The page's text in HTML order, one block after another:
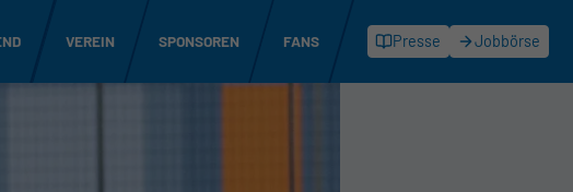
VEREIN SPONSOREN FANS Presse Jobbörse